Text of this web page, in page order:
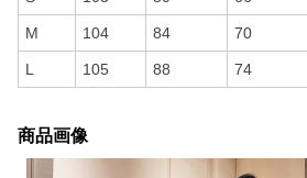
M 104 84 70
L 105 88 74
商品画像